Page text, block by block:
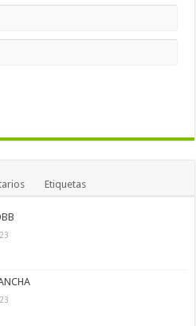
Etiquetas